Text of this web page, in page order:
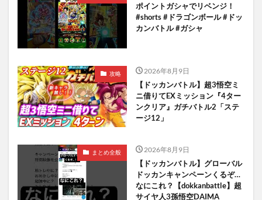
ポイントガシャでリベンジ！
#shorts #ドラゴンボール #ドッ
カンバトル #ガシャ
攻略 2026年8月9日
【ドッカンバトル】超3悟空ミ
ニ借りてEXミッション『4ター
ンクリア』ガチバトル2「ステ
ージ12」
まとめ全般 2026年8月9日
【ドッカンバトル】グローバル
ドッカンキャンペーンくるぞ…
なにこれ？【dokkanbattle】超
サイヤ人3孫悟空DAIMA